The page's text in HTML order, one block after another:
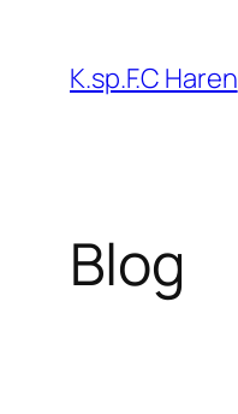
contenu
K.sp.F.C Haren
Blog